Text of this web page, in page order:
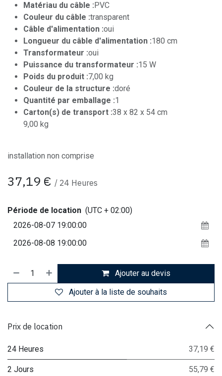
Matériau du câble :PVC
Couleur du câble :transparent
Câble d'alimentation :oui
Longueur du câble d'alimentation :180 cm
Transformateur :oui
Puissance du transformateur :15 W
Poids du produit :7,00 kg
Couleur de la structure :doré
Quantité par emballage :1
Carton(s) de transport :38 x 82 x 54 cm
9,00 kg
installation non comprise
37,19 € / 24 Heures
Période de location (UTC + 02:00)
Ajouter au devis
Ajouter à la liste de souhaits
Prix de location
24 Heures 37,19 €
2 Jours 55,79 €